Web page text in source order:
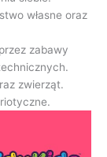
własne oraz
zabawy
zwierząt.